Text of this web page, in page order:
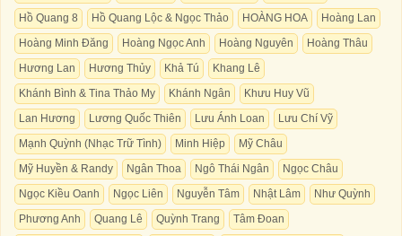
Hồ Quang 8
Hồ Quang Lộc & Ngọc Thảo HOÀNG HOA
Hoàng Lan
Hoàng Minh Đăng
Hoàng Ngọc Anh Hoàng Nguyên
Hoàng Thâu
Hương Lan
Hương Thủy Khả Tú
Khang Lê
Khánh Bình & Tina Thảo My
Khánh Ngân
Khưu Huy Vũ
Lan Hương
Lương Quốc Thiên Lưu Ánh Loan
Lưu Chí Vỹ
Mạnh Quỳnh (Nhạc Trữ Tình)
Minh Hiệp
Mỹ Châu
Mỹ Huyền & Randy
Ngân Thoa Ngô Thái Ngân
Ngọc Châu
Ngọc Kiều Oanh
Ngọc Liên Nguyễn Tâm Nhật Lâm
Như Quỳnh
Phương Anh
Quang Lê Quỳnh Trang
Tâm Đoan